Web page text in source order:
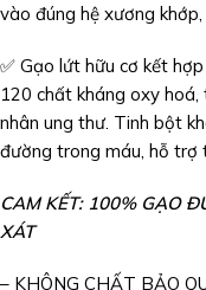
vào đúng hệ xương
✅ Gạo lứt hữu cơ kết
120 chất kháng oxy hoá,
nhân ung thư. Tinh bột
đường trong máu, hỗ trợ
CAM KẾT: 100% GẠO
XÁT
– KHÔNG CHẤT BẢO